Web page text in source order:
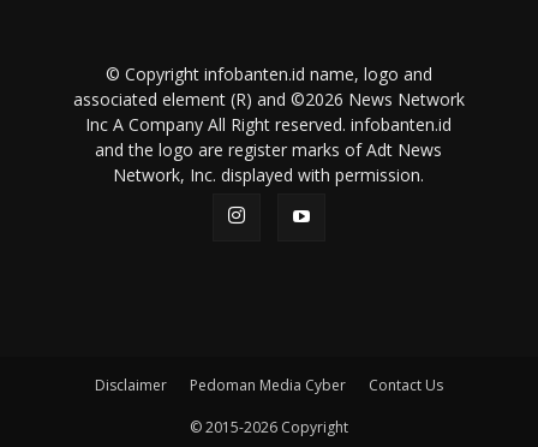
© Copyright infobanten.id name, logo and
associated element (R) and ©2026 News Network
Inc A Company All Right reserved. infobanten.id
and the logo are register marks of Adt News
Network, Inc. displayed with permission.
Disclaimer Pedoman Media Cyber Contact Us
© 2015-2026 Copyright